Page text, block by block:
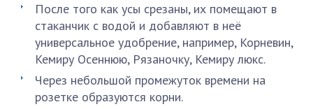
После того как усы срезаны, их помещают в
стаканчик с водой и добавляют в неё
универсальное удобрение, например, Корневин,
Кемиру Осеннюю, Рязаночку, Кемиру люкс.
Через небольшой промежуток времени на
розетке образуются корни.